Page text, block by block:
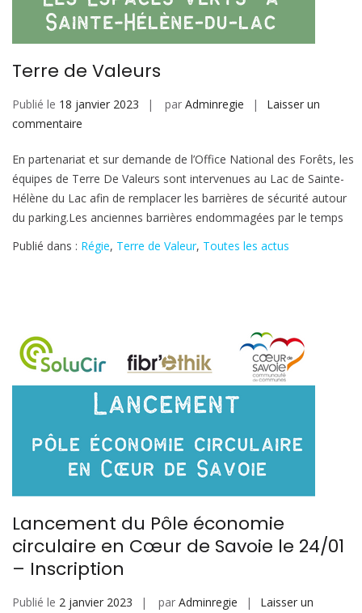
Terre de Valeurs
Publié le 18 janvier 2023 par Adminregie
Laisser un
commentaire
de
Valeurs
En partenariat et sur demande de l’Office National des Forêts, les
équipes de Terre De Valeurs sont intervenues au Lac de Sainte-
Hélène du Lac afin de remplacer les barrières de sécurité autour
du parking.Les anciennes barrières endommagées par le temps
Publié dans : Régie, Terre de Valeur, Toutes les actus
Lancement du Pôle économie
circulaire en Cœur de Savoie le 24/01
– Inscription
Publié le 2 janvier 2023 par Adminregie
Laisser un